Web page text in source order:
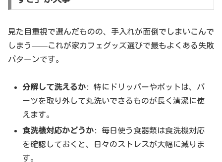
見た目重視で選んだものの、手入れが面倒でしまいこんで
しまう——これが家カフェグッズ選びで最もよくある失敗
パターンです。
分解して洗えるか: 特にドリッパーやポットは、パ
ーツを取り外して丸洗いできるものが長く清潔に使
えます。
食洗機対応かどうか: 毎日使う食器類は食洗機対応
を確認しておくと、日々のストレスが大幅に減りま
す。